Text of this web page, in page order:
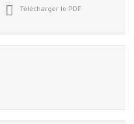
 Télécharger le PDF